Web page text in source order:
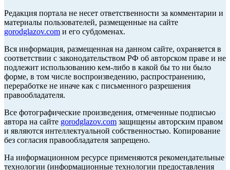
Редакция портала не несет ответственности за комментарии и
материалы пользователей, размещенные на сайте
gorodglazov.com и его субдоменах.
Вся информация, размещенная на данном сайте, охраняется в
соответствии с законодательством РФ об авторском праве и не
подлежит использованию кем-либо в какой бы то ни было
форме, в том числе воспроизведению, распространению,
переработке не иначе как с письменного разрешения
правообладателя.
Все фотографические произведения, отмеченные подписью
автора на сайте gorodglazov.com защищены авторским правом
и являются интеллектуальной собственностью. Копирование
без согласия правообладателя запрещено.
На информационном ресурсе применяются рекомендательные
технологии (информационные технологии предоставления